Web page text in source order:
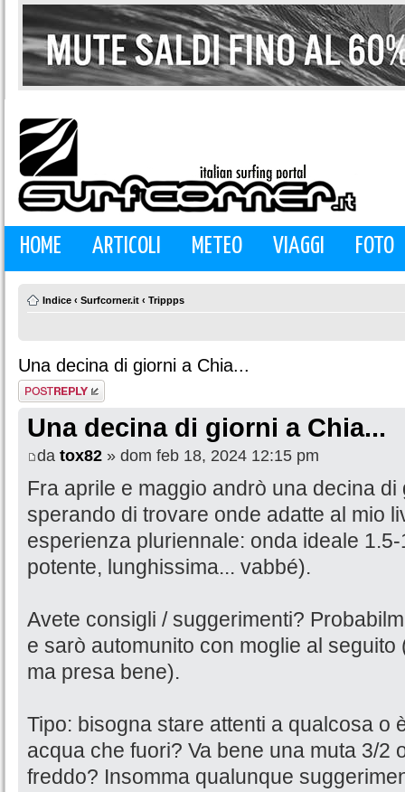
HOME ARTICOLI METEO VIAGGI FOTO
Indice ‹ Surfcorner.it ‹ Trippps
Una decina di giorni a Chia...
Rispondi al
messaggio
Una decina di giorni a Chia...
da tox82 » dom feb 18, 2024 12:15 pm
Fra aprile e maggio andrò una decina
sperando di trovare onde adatte al mio
esperienza pluriennale: onda ideale
potente, lunghissima... vabbé).
Avete consigli / suggerimenti?
e sarò automunito con moglie al
ma presa bene).
Tipo: bisogna stare attenti a qualcosa o
acqua che fuori? Va bene una muta 3/2
freddo? Insomma qualunque